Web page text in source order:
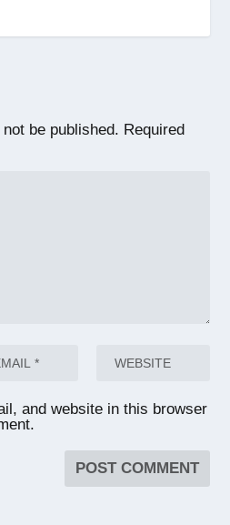
be published. Required
and website in this browser